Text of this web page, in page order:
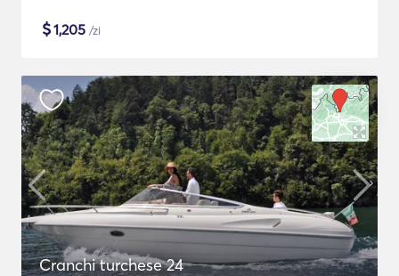
$1,205 /zi
Cranchi turchese 24